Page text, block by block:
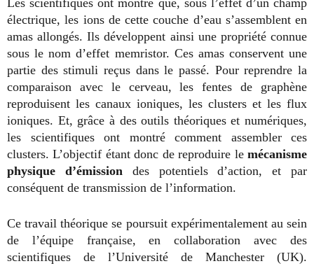
Les scientifiques ont montré que, sous l’effet d’un champ
électrique, les ions de cette couche d’eau s’assemblent en
amas allongés. Ils développent ainsi une propriété connue
sous le nom d’effet memristor. Ces amas conservent une
partie des stimuli reçus dans le passé. Pour reprendre la
comparaison avec le cerveau, les fentes de graphène
reproduisent les canaux ioniques, les clusters et les flux
ioniques. Et, grâce à des outils théoriques et numériques,
les scientifiques ont montré comment assembler ces
clusters. L’objectif étant donc de reproduire le mécanisme
physique d’émissiondes potentiels d’action, et par
conséquent de transmission de l’information.
Ce travail théorique se poursuit expérimentalement au sein
de l’équipe française, en collaboration avec des
scientifiques de l’Université de Manchester (UK).